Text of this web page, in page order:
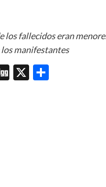
los fallecidos eran
los manifestantes
Digg
X